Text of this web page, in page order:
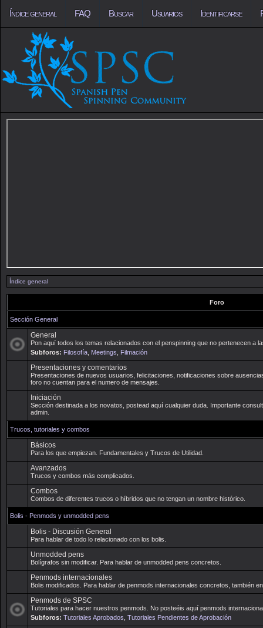
Índice general FAQ Buscar Usuarios Identificarse
Índice general
Foro
Sección General
General
Pon aquí todos los temas relacionados con el penspinning que no pertenecen a
Subforos: Filosofía Meetings Filmación
Presentaciones y comentarios
Presentaciones de nuevos usuarios, felicitaciones, notificaciones sobre
foro no cuentan para el numero de mensajes.
Iniciación
Sección destinada a los novatos, postead aquí cualquier duda. Importante
admin.
Trucos, tutoriales y combos
Básicos
Para los que empiezan. Fundamentales y Trucos de Utilidad.
Avanzados
Trucos y combos más complicados.
Combos
Combos de diferentes trucos o híbridos que no tengan un nombre histórico.
Bolis - Penmods y unmodded pens
Bolis - Discusión General
Para hablar de todo lo relacionado con los bolis.
Unmodded pens
Bolígrafos sin modificar. Para hablar de unmodded pens concretos.
Penmods internacionales
Bolis modificados. Para hablar de penmods internacionales concretos, también
Penmods de SPSC
Tutoriales para hacer nuestros penmods. No posteéis aquí penmods
Subforos: Tutoriales Aprobados Tutoriales Pendientes de Aprobación